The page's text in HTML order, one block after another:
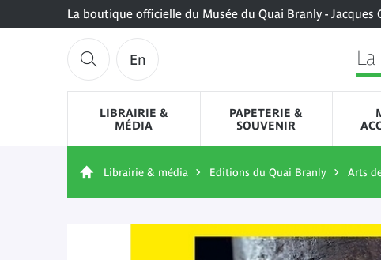
La boutique officielle du Musée du Quai Branly - Jacques
En
LIBRAIRIE &
MÉDIA
PAPETERIE &
SOUVENIR
Librairie & média Editions du Quai Branly Arts